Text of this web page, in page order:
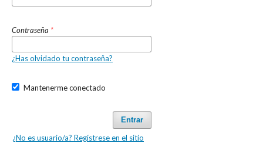
Contraseña *
¿Has olvidado tu contraseña?
Mantenerme conectado
Entrar
¿No es usuario/a? Regístrese en el sitio